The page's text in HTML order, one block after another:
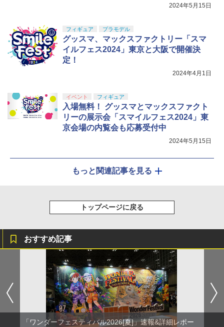
2024年5月15日
フィギュア プラモデル
グッスマ、マックスファクトリー「スマ
イルフェス2024」東京と大阪で開催決
定！
2024年4月1日
イベント フィギュア
入場無料！ グッスマとマックスファクト
リーの展示会「スマイルフェス2024」東
京会場の内覧会も応募受付中
2024年5月15日
もっと関連記事を見る
トップページに戻る
おすすめ記事
「ワンダーフェスティバル2026[夏]」速報&詳細レポー